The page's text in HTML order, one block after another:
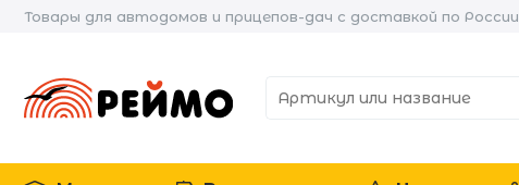
Товары для автодомов и прицепов-дач с доставкой по России